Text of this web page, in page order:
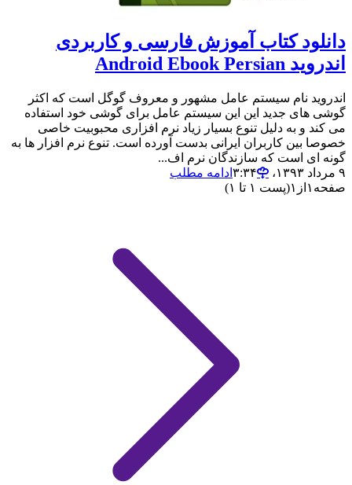
دانلود کتاب آموزش فارسی و کاربردی
اندروید Android Ebook Persian
اندروید نام سیستم عامل مشهور و معروف گوگل است که اکثر
گوشی های جدید این این سیستم عامل برای گوشی خود استفاده
می کند و به دلیل تنوع بسیار زیاد نرم افزاری محبوبیت خاصی
خصوصا بین کاربران ایرانی بدست آورده است. تنوع نرم افزار ها به
گونه ای است که سازندگان نرم اف...
۹ مرداد ۱۳۹۳،‏ ۳:۳۴
ادامه مطلب
صفحه ۱ از ۱(پست ۱ تا ۱)